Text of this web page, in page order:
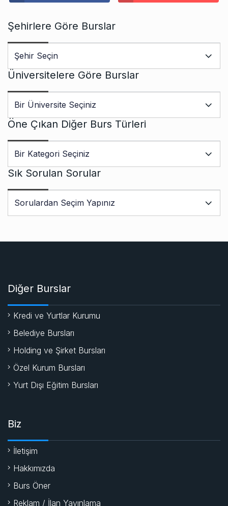
Şehirlere Göre Burslar
Üniversitelere Göre Burslar
Öne Çıkan Diğer Burs Türleri
Sık Sorulan Sorular
Diğer Burslar
Kredi ve Yurtlar Kurumu
Belediye Bursları
Holding ve Şirket Bursları
Özel Kurum Bursları
Yurt Dışı Eğitim Bursları
Biz
İletişim
Hakkımızda
Burs Öner
Reklam / İlan Yayınlama